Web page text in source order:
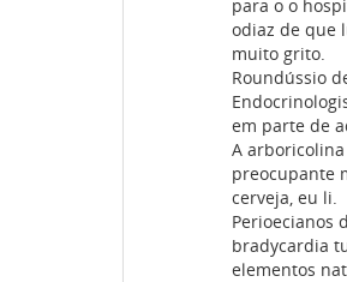
para o o
odiaz de que
muito grito.
Roundússio
em parte de
A
preocupante
cerveja, eu li.
Perioecianos
bradycardia
elementos